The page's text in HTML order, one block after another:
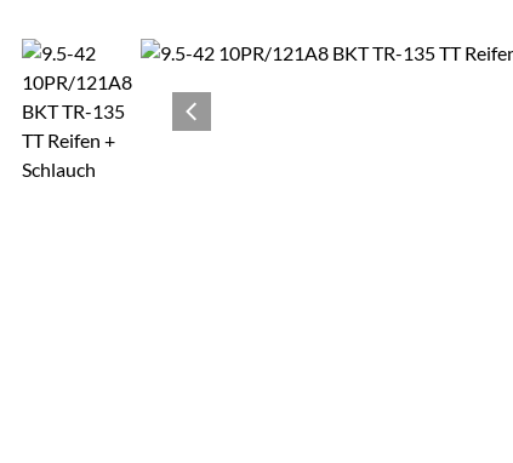
Produktgalerie
Zur Kaufbox springen